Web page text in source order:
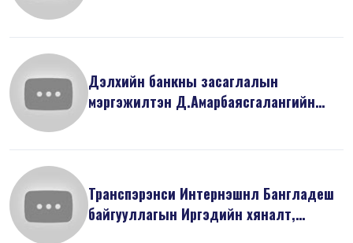
Дэлхийн банкны засаглалын
мэргэжилтэн Д.Амарбаясгалангийн
Транспэрэнси Интернэшнл Бангладеш
байгууллагын Иргэдийн хяналт,